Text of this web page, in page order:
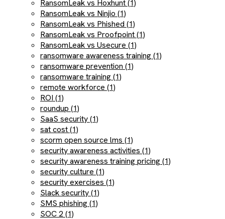
RansomLeak vs Hoxhunt (1)
RansomLeak vs Ninjio (1)
RansomLeak vs Phished (1)
RansomLeak vs Proofpoint (1)
RansomLeak vs Usecure (1)
ransomware awareness training (1)
ransomware prevention (1)
ransomware training (1)
remote workforce (1)
ROI (1)
roundup (1)
SaaS security (1)
sat cost (1)
scorm open source lms (1)
security awareness activities (1)
security awareness training pricing (1)
security culture (1)
security exercises (1)
Slack security (1)
SMS phishing (1)
SOC 2 (1)